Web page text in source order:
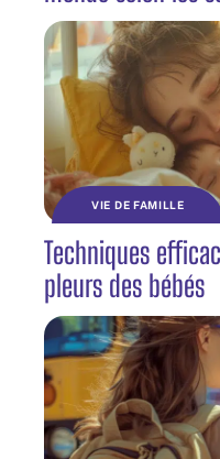
VIE DE FAMILLE
Techniques
pleurs des bébés